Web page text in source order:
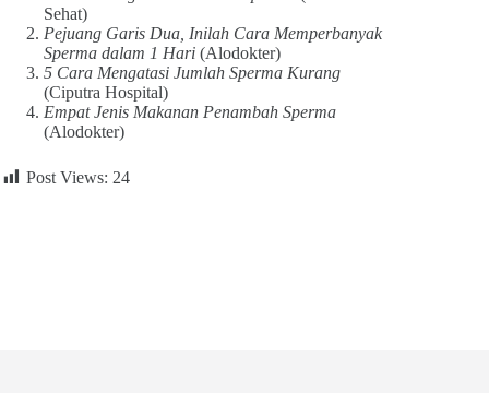
Sehat)
Pejuang Garis Dua, Inilah Cara Memperbanyak
Sperma dalam 1 Hari (Alodokter)
5 Cara Mengatasi Jumlah Sperma Kurang
(Ciputra Hospital)
Empat Jenis Makanan Penambah Sperma
(Alodokter)
Post Views: 24